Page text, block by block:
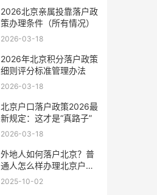
2026北京亲属投靠落户政
策办理条件（所有情况）
2026-03-18
2026年北京积分落户政策
细则评分标准管理办法
2026-03-18
北京户口落户政策2026最
新规定：这才是“真路子”
2026-03-18
外地人如何落户北京？普
通人怎么样办理北京户
口？
2025-10-02